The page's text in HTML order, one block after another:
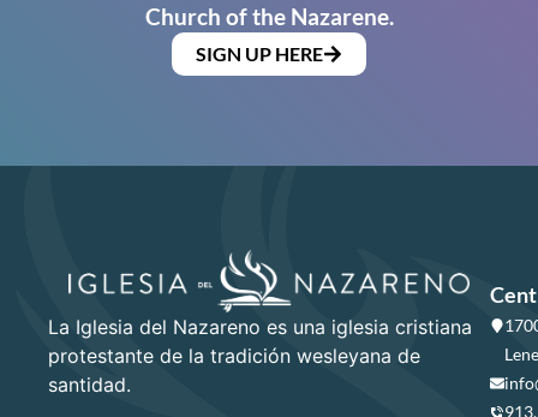
Church of the Nazarene.
SIGN UP HERE
La Iglesia del Nazareno es una iglesia cristiana
protestante de la tradición wesleyana de
santidad.